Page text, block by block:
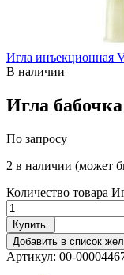
Игла инъекционная
В наличии
Игла
По запросу
2 в наличии (может
Количество товара
Купить.
Добавить в список
Артикул: 00-